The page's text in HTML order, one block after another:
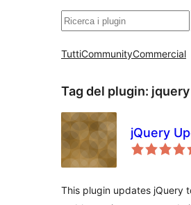
Cerca
TuttiCommunityCommercial
Tag del plugin:
jQuery
This plugin updates jQuery